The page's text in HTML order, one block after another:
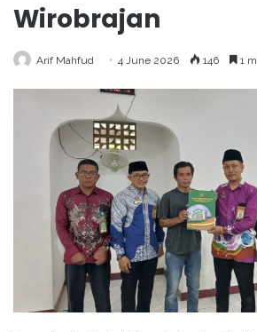
Wirobrajan
Arif Mahfud 4 June 2026 146 1